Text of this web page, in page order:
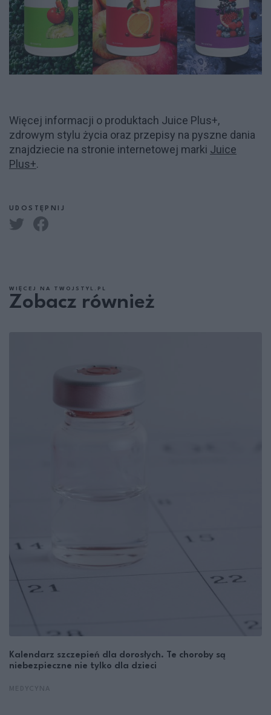
Więcej informacji o produktach Juice Plus+,
zdrowym stylu życia oraz przepisy na pyszne dania
znajdziecie na stronie internetowej marki Juice
Plus+.
UDOSTĘPNIJ
WIĘCEJ NA TWOJSTYL.PL
Zobacz również
Kalendarz szczepień dla dorosłych. Te choroby są
niebezpieczne nie tylko dla dzieci